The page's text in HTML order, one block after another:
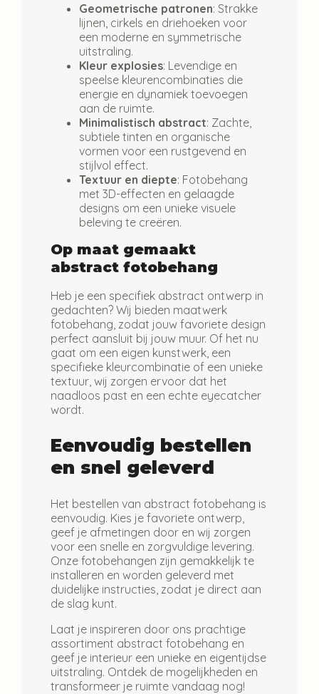
Geometrische patronen: Strakke
lijnen, cirkels en driehoeken voor
een moderne en symmetrische
uitstraling.
Kleur explosies: Levendige en
speelse kleurencombinaties die
energie en dynamiek toevoegen
aan de ruimte.
Minimalistisch abstract: Zachte,
subtiele tinten en organische
vormen voor een rustgevend en
stijlvol effect.
Textuur en diepte: Fotobehang
met 3D-effecten en gelaagde
designs om een unieke visuele
beleving te creëren.
Op maat gemaakt
abstract fotobehang
Heb je een specifiek abstract ontwerp in
gedachten? Wij bieden maatwerk
fotobehang, zodat jouw favoriete design
perfect aansluit bij jouw muur. Of het nu
gaat om een eigen kunstwerk, een
specifieke kleurcombinatie of een unieke
textuur, wij zorgen ervoor dat het
naadloos past en een echte eyecatcher
wordt.
Eenvoudig bestellen
en snel geleverd
Het bestellen van abstract fotobehang is
eenvoudig. Kies je favoriete ontwerp,
geef je afmetingen door en wij zorgen
voor een snelle en zorgvuldige levering.
Onze fotobehangen zijn gemakkelijk te
installeren en worden geleverd met
duidelijke instructies, zodat je direct aan
de slag kunt.
Laat je inspireren door ons prachtige
assortiment abstract fotobehang en
geef je interieur een unieke en eigentijdse
uitstraling. Ontdek de mogelijkheden en
transformeer je ruimte vandaag nog!